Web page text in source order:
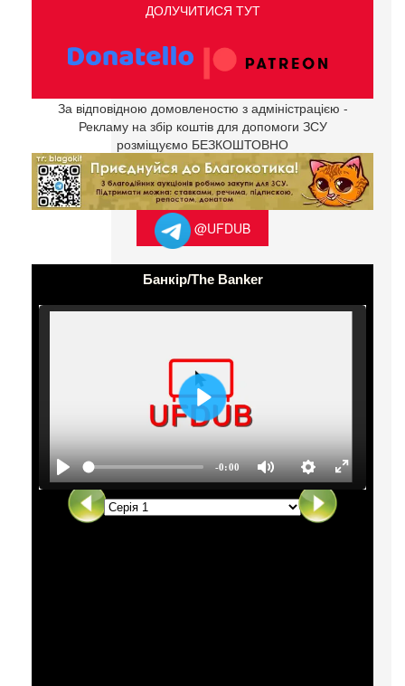
ДОЛУЧИТИСЯ ТУТ
За відповідною домовленостю з адміністрацією -
Рекламу на збір коштів для допомоги ЗСУ
розміщуємо БЕЗКОШТОВНО
@UFDUB